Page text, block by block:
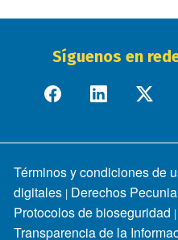
Síguenos en
Términos y condiciones de
digitales | Derechos
Protocolos de bioseguridad |
Transparencia de la